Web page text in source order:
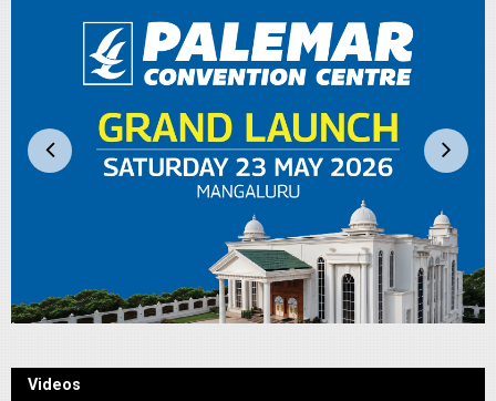
Videos